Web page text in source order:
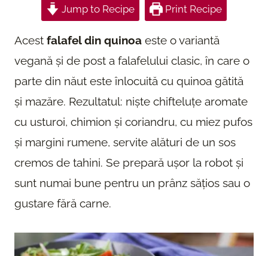
Jump to Recipe Print Recipe
Acest falafel din quinoa este o variantă
vegană și de post a falafelului clasic, în care o
parte din năut este înlocuită cu quinoa gătită
și mazăre. Rezultatul: niște chifteluțe aromate
cu usturoi, chimion și coriandru, cu miez pufos
și margini rumene, servite alături de un sos
cremos de tahini. Se prepară ușor la robot și
sunt numai bune pentru un prânz sățios sau o
gustare fără carne.